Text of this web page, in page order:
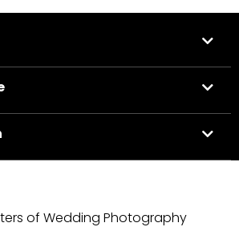
of Wedding Photography